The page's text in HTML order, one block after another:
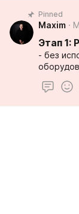
Pinned
Maxim
Этап 1:
- без